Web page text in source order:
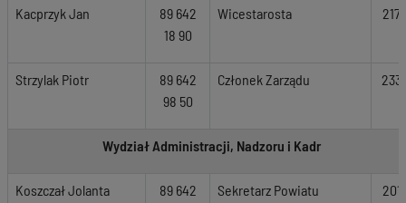
Kacprzyk Jan
89 642
18 90
Wicestarosta 217
Strzylak Piotr
89 642
98 50
Członek Zarządu 233
Wydział Administracji, Nadzoru i Kadr
Koszczał Jolanta
89 642
Sekretarz Powiatu 201